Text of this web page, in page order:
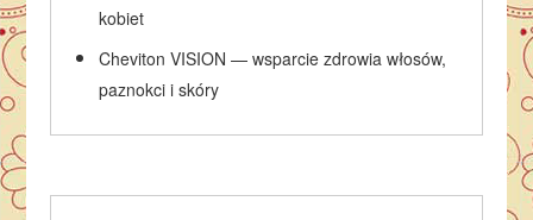
kobiet
Cheviton VISION — wsparcie zdrowia włosów,
paznokci i skóry